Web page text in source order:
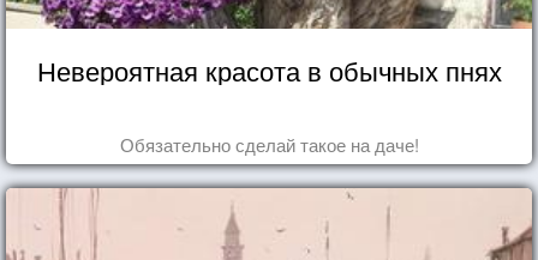
Невероятная красота в обычных пнях
Обязательно сделай такое на даче!